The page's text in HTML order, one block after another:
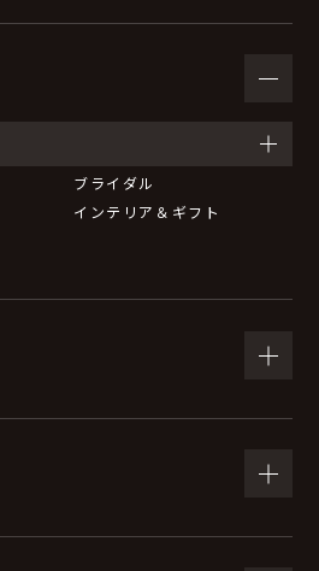
ブライダル
インテリア＆ギフト